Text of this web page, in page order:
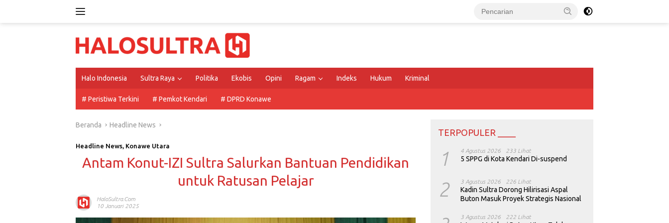
Halo Indonesia Sultra Raya Politika Ekobis Opini Ragam Indeks Hukum Kriminal
# Peristiwa Terkini # Pemkot Kendari # DPRD Konawe
Beranda Headline News
Headline News, Konawe Utara
Antam Konut-IZI Sultra Salurkan Bantuan Pendidikan
untuk Ratusan Pelajar
HaloSultra.com
10 Januari 2025
TERPOPULER ____
1 4 Agustus 2026 233 Lihat
5 SPPG di Kota Kendari Di-suspend
2 3 Agustus 2026 226 Lihat
Kadin Sultra Dorong Hilirisasi Aspal
Buton Masuk Proyek Strategis Nasional
3 Agustus 2026 222 Lihat